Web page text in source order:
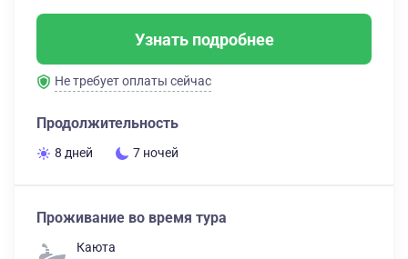
Узнать подробнее
Не требует оплаты сейчас
Продолжительность
8 дней 7 ночей
Проживание во время тура
Каюта